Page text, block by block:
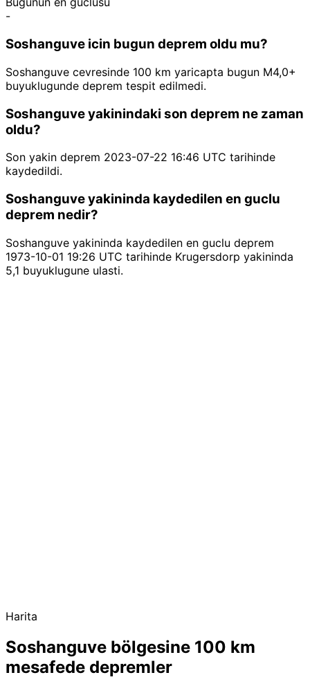
-
Soshanguve icin bugun deprem oldu mu?
Soshanguve cevresinde 100 km yaricapta bugun M4,0+
buyuklugunde deprem tespit edilmedi.
Soshanguve yakinindaki son deprem ne zaman
oldu?
Son yakin deprem 2023-07-22 16:46 UTC tarihinde
kaydedildi.
Soshanguve yakininda kaydedilen en guclu
deprem nedir?
Soshanguve yakininda kaydedilen en guclu deprem
1973-10-01 19:26 UTC tarihinde Krugersdorp yakininda
5,1 buyuklugune ulasti.
Harita
Soshanguve bölgesine 100 km
mesafede depremler